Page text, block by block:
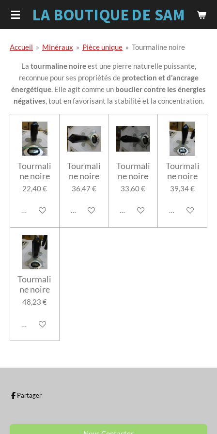
Passer
au
principal
LA BOUTIQUE DE SAM
Accueil » Minéraux » Pièce unique » Tourmaline noire
La tourmaline noireest une pierre naturelle puissante,
reconnue pour ses propriétés de protection et d’ancrage
énergétique. Elle agit comme un bouclier contre les énergies
négatives, tout en favorisant la stabilité et la concentration.
Tourmali
ne noire
22,40 €
Ajouter au panier
Tourmali
ne noire
36,47 €
Ajouter au panier
Tourmali
ne noire
33,60 €
Ajouter au panier
Tourmali
ne noire
39,34 €
Ajouter au
Tourmali
ne noire
48,23 €
Ajouter au panier
Partager